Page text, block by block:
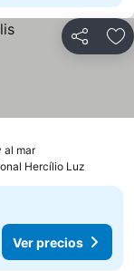
Compartir
al marVer precios
Hercílio Luz
Ver precios